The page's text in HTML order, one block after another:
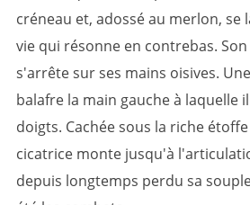
créneau et, adossé au merlon, se
vie qui résonne en contrebas.
s'arrête sur ses mains oisives.
balafre la main gauche à laquelle
doigts. Cachée sous la riche
cicatrice monte jusqu'à
depuis longtemps perdu sa